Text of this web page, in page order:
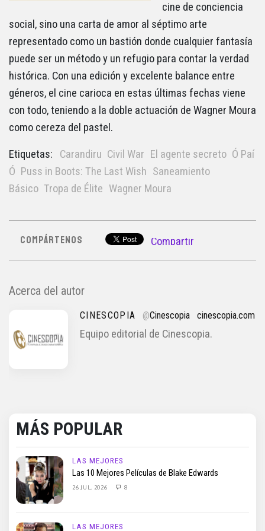
cine de conciencia
social, sino una carta de amor al séptimo arte
representado como un bastión donde cualquier fantasía
puede ser un método y un refugio para contar la verdad
histórica. Con una edición y excelente balance entre
géneros, el cine carioca en estas últimas fechas viene
con todo, teniendo a la doble actuación de Wagner Moura
como cereza del pastel.
Etiquetas: Carandiru Civil War El agente secreto Ó Paí
Ó Puss in Boots: The Last Wish Saneamiento
Básico Tropa de Élite Wagner Moura
COMPÁRTENOS Compartir
Acerca del autor
CINESCOPIA @Cinescopia cinescopia.com
Equipo editorial de Cinescopia.
MÁS POPULAR
LAS MEJORES
Las 10 Mejores Películas de Blake Edwards
26 JUL, 2026 8
LAS MEJORES